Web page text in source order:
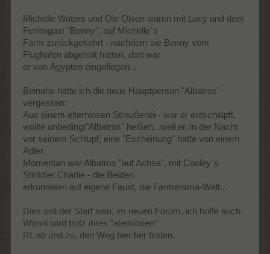
Michelle Waters und Ole Olsen waren mit Lucy und dem
Feriengast "Benny", auf Michelle`s
Farm zurückgekehrt - nachdem sie Benny vom
Flughafen abgeholt hatten, dort war
er von Ägypten eingeflogen...
Beinahe hätte ich die neue Hauptperson "Albatros"
vergessen:
Aus einem elternlosen Straußenei - war er entschlüpft,
wollte unbedingt"Albatros" heißen...weil er, in der Nacht
vor seinem Schlupf, eine "Escheinung" hatte von einem
Adler.
Momentan war Albatros "auf Achse", mit Cooley`s
Stinktier Charlie - die Beiden
erkundeten auf eigene Faust, die Farmerama-Welt...
Dies soll der Start sein, im neuen Forum, ich hoffe auch
Wonni wird trotz ihres "atemlosen"
RL ab und zu, den Weg hier her finden.